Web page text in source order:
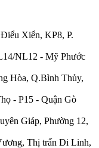
Xiển, KP8, P.
NL12 - Mỹ Phước
Hòa, Q.Bình Thủy,
- P15 - Quận Gò
Giáp, Phường 12,
Thị trấn Di Linh,